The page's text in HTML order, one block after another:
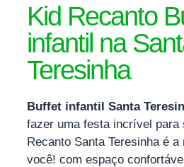
Kid Recanto
infantil na
Teresinha
Buffet infantil Santa
fazer uma festa incrível para
Recanto Santa Teresinha é
você! com espaço